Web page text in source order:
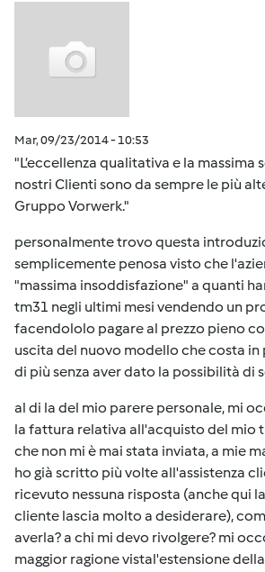
Mar, 09/23/2014 - 10:53
"L’eccellenza qualitativa e la massima
nostri Clienti sono da sempre le più
Gruppo Vorwerk."
personalmente trovo questa
semplicemente penosa visto che
"massima insoddisfazione" a quanti
tm31 negli ultimi mesi vendendo un
facendololo pagare al prezzo pieno
uscita del nuovo modello che costa
di più senza aver dato la possibilità di
al di la del mio parere personale, mi
la fattura relativa all'acquisto del mio
che non mi è mai stata inviata, a mie
ho già scritto più volte all'assistenza
ricevuto nessuna risposta (anche qui
cliente lascia molto a desiderare),
averla? a chi mi devo rivolgere? mi
maggior ragione vistal'estensione